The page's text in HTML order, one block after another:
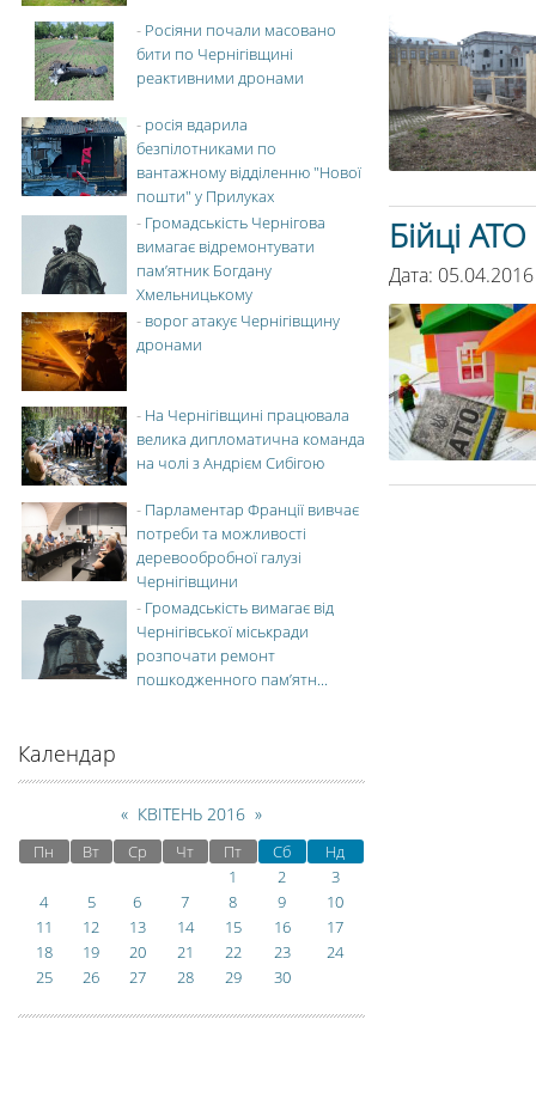
Бійці
Дата:
- Росіяни почали масовано
бити по Чернігівщині
реактивними дронами
- росія вдарила
безпілотниками по
вантажному відділенню "Нової
пошти" у Прилуках
- Громадськість Чернігова
вимагає відремонтувати
пам’ятник Богдану
Хмельницькому
- ворог атакує Чернігівщину
дронами
- На Чернігівщині працювала
велика дипломатична команда
на чолі з Андрієм Сибігою
- Парламентар Франції вивчає
потреби та можливості
деревообробної галузі
Чернігівщини
- Громадськість вимагає від
Чернігівської міськради
розпочати ремонт
пошкодженного пам’ятн...
Календар
« КВІТЕНЬ 2016 »
Пн Вт Ср Чт Пт Сб
Нд
1
2
3
4
5 6 7 8 9
10
11
12 13 14 15 16
17
18
19 20 21 22 23
24
25
26 27 28 29 30